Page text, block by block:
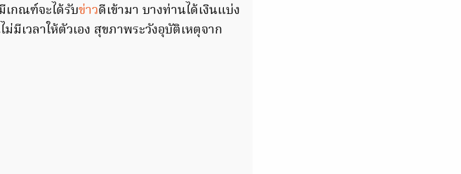
เกณฑ์จะได้รับข่าวดีเข้ามา บางท่านได้เงินแบ่ง
เวลาให้ตัวเอง สุขภาพระวังอุบัติเหตุจาก